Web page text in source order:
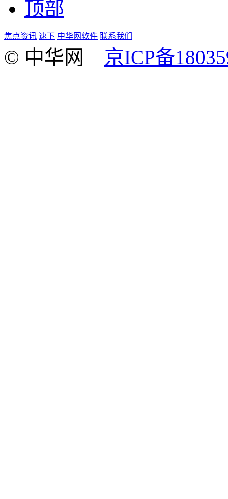
顶部
焦点资讯 速下 中华网软件 联系我们
© 中华网 京ICP备